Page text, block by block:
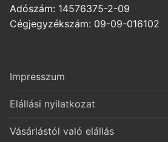
Adószám: 14576375-2-09
Cégjegyzékszám: 09-09-016102
Impresszum
Elállási nyilatkozat
Vásárlástól való elállás